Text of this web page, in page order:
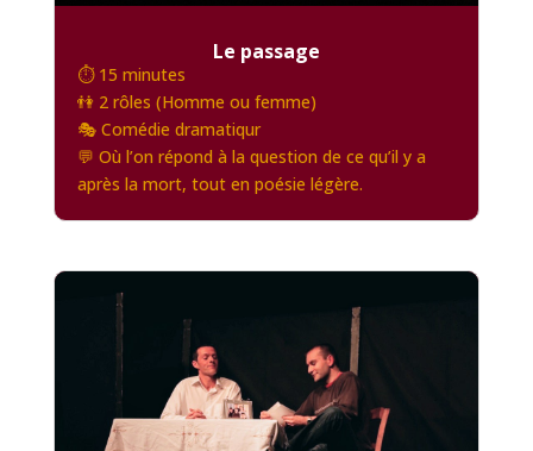
Le passage
⏱️ 15 minutes
👫 2 rôles (Homme ou femme)
🎭 Comédie dramatiqur
💬 Où l’on répond à la question de ce qu’il y a
après la mort, tout en poésie légère.